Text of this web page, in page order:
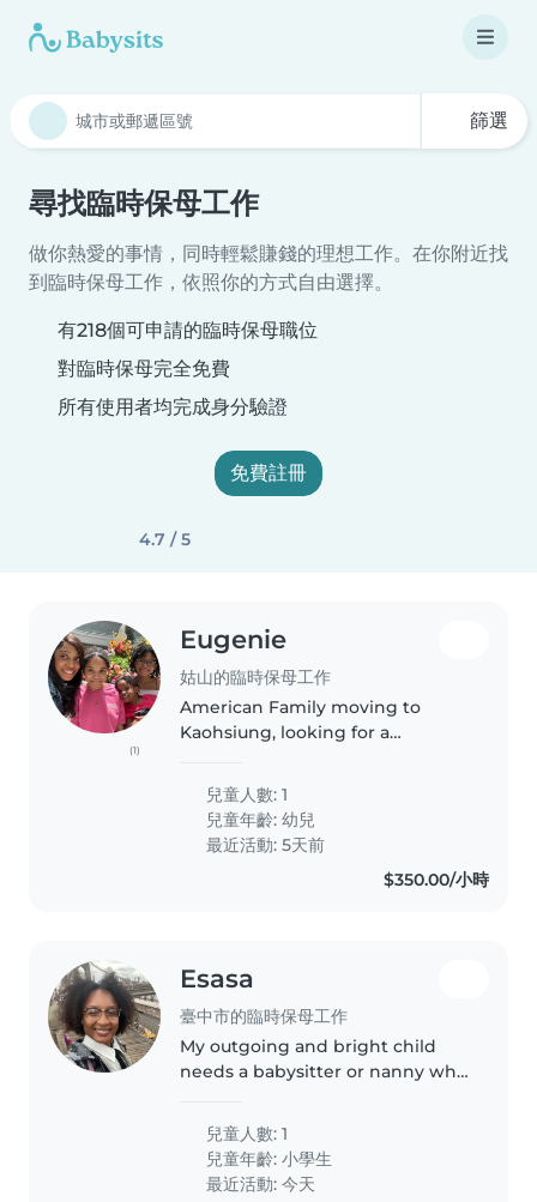
篩選
尋找臨時保母工作
做你熱愛的事情，同時輕鬆賺錢的理想工作。在你附近找
到臨時保母工作，依照你的方式自由選擇。
有218個可申請的臨時保母職位
對臨時保母完全免費
所有使用者均完成身分驗證
免費註冊
4.7 / 5
(1)
Eugenie
姑山的臨時保母工作
American Family moving to
Kaohsiung, looking for a
childcare as we will be new to
the country and will be in need
of a reliable babysitter who is
patient,..
兒童人數: 1
兒童年齡:幼兒
最近活動: 5天前
$350.00/小時
Esasa
臺中市的臨時保母工作
My outgoing and bright child
needs a babysitter or nanny who
with schoolwork. Must be
comfortable with pets.
兒童人數: 1
兒童年齡:小學生
最近活動: 今天